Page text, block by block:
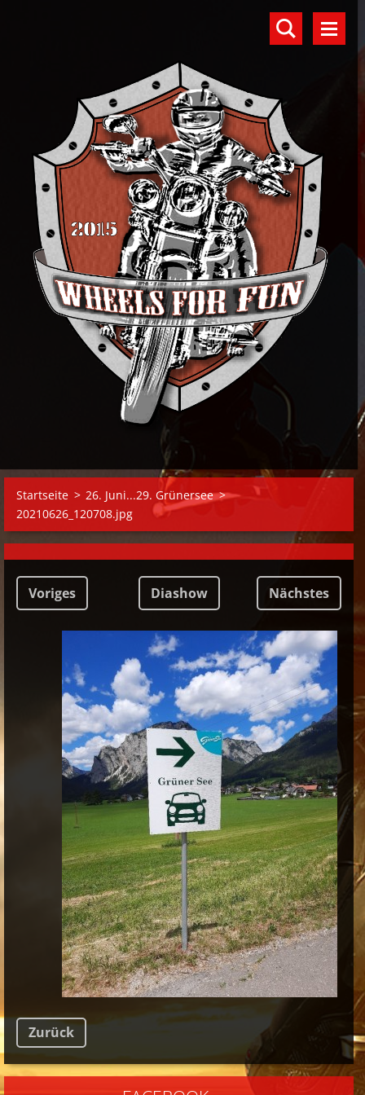
Startseite > 26. Juni...29. Grünersee >
20210626_120708.jpg
Voriges Diashow Nächstes
Zurück